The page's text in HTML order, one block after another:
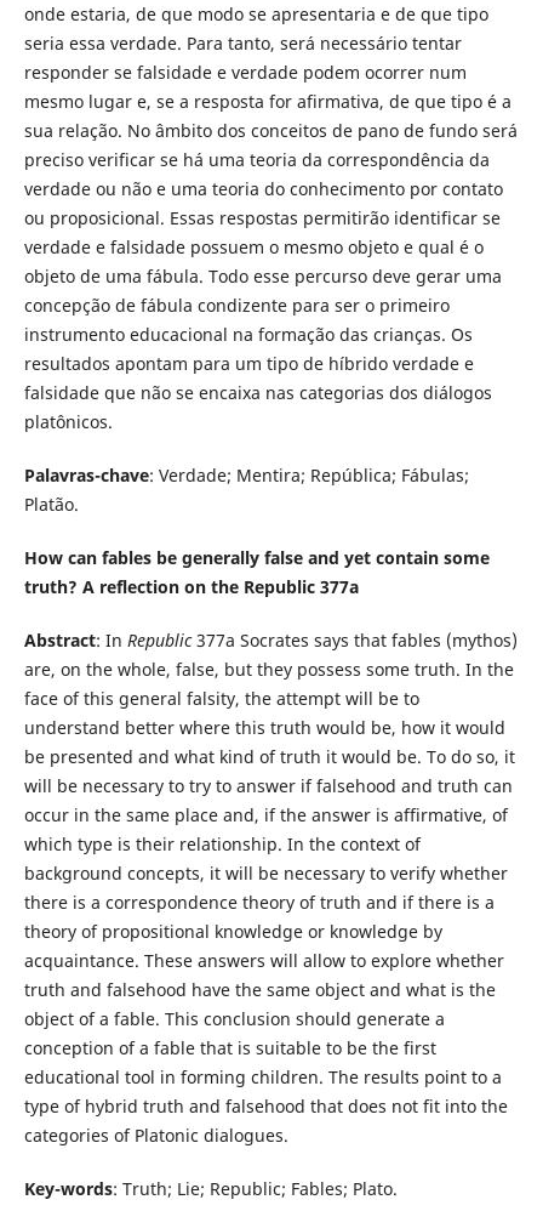
onde estaria, de que modo se apresentaria e de que tipo
seria essa verdade. Para tanto, será necessário tentar
responder se falsidade e verdade podem ocorrer num
mesmo lugar e, se a resposta for afirmativa, de que tipo é a
sua relação. No âmbito dos conceitos de pano de fundo será
preciso verificar se há uma teoria da correspondência da
verdade ou não e uma teoria do conhecimento por contato
ou proposicional. Essas respostas permitirão identificar se
verdade e falsidade possuem o mesmo objeto e qual é o
objeto de uma fábula. Todo esse percurso deve gerar uma
concepção de fábula condizente para ser o primeiro
instrumento educacional na formação das crianças. Os
resultados apontam para um tipo de híbrido verdade e
falsidade que não se encaixa nas categorias dos diálogos
platônicos.
Palavras-chave: Verdade; Mentira; República; Fábulas;
Platão.
How can fables be generally false and yet contain some
truth? A reflection on the Republic 377a
Abstract: In Republic377a Socrates says that fables (mythos)
are, on the whole, false, but they possess some truth. In the
face of this general falsity, the attempt will be to
understand better where this truth would be, how it would
be presented and what kind of truth it would be. To do so, it
will be necessary to try to answer if falsehood and truth can
occur in the same place and, if the answer is affirmative, of
which type is their relationship. In the context of
background concepts, it will be necessary to verify whether
there is a correspondence theory of truth and if there is a
theory of propositional knowledge or knowledge by
acquaintance. These answers will allow to explore whether
truth and falsehood have the same object and what is the
object of a fable. This conclusion should generate a
conception of a fable that is suitable to be the first
educational tool in forming children. The results point to a
type of hybrid truth and falsehood that does not fit into the
categories of Platonic dialogues.
Key-words: Truth; Lie; Republic; Fables; Plato.